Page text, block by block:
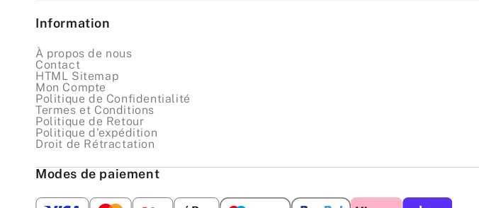
Information
À propos de nous
Contact
HTML Sitemap
Mon Compte
Politique de Confidentialité
Termes et Conditions
Politique de Retour
Politique d'expédition
Droit de Rétractation
Modes de paiement